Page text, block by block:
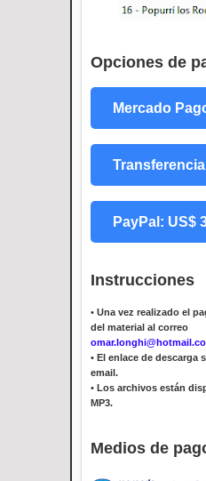
Opciones de
Mercado
PayPal: US$
Instrucciones
• Una vez realizado el
del material al correo
• El enlace de descarga
email.
• Los archivos están
MP3.
Medios de